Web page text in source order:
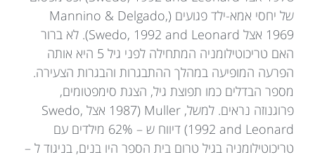
של יחסי אמא-ילד פגועים (Mannino & Delgado,
1969 אצל Swedo, 1992 and Leonard). לא ברור
האם טריכוטילומניה המתחילה לפני גיל 5 היא אותה
הפרעה המופיעה במהלך ההתבגרות והבגרות הצעירה.
מספר הבדלים כמו תפוצת גיל, הצגת סימפטומים,
פרוגנוזה נראים. למשל, Muller (1987 אצל Swedo,
1992 and Leonard) דיווח ש – 62% מילדים עם
טריכוטילומניה בגיל טרום בית הספר היו בנים, בניגוד ל –